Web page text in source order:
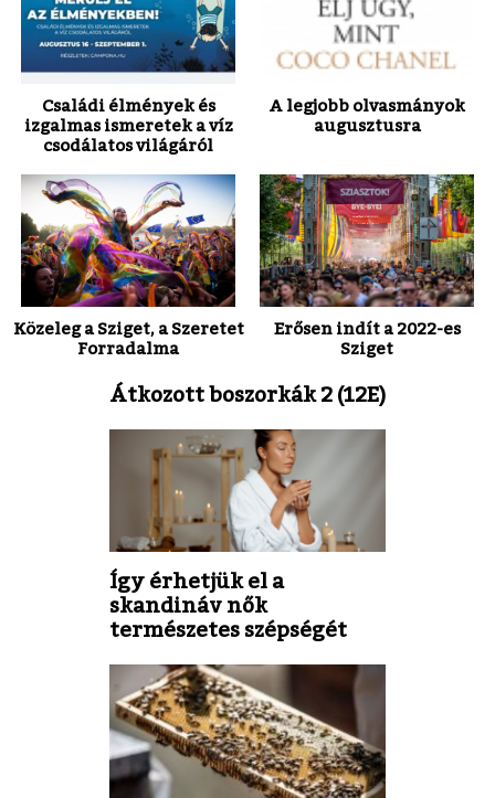
Családi élmények és
izgalmas ismeretek a víz
csodálatos világáról
A legjobb olvasmányok
augusztusra
Közeleg a Sziget, a Szeretet
Forradalma
Erősen indít a 2022-es
Sziget
Átkozott boszorkák 2 (12E)
Így érhetjük el a
skandináv nők
természetes szépségét